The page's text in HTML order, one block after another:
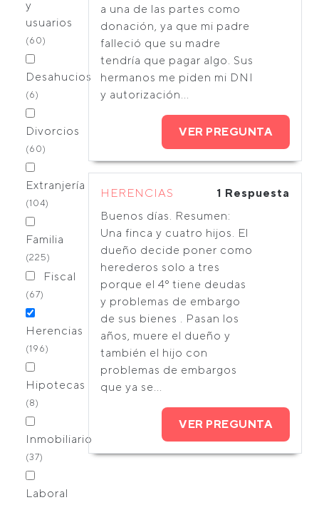
y
usuarios
(60)
Desahucios
(6)
Divorcios
(60)
Extranjería
(104)
Familia
(225)
Fiscal
(67)
Herencias
(196)
Hipotecas
(8)
Inmobiliario
(37)
Laboral
a una de las partes como
donación, ya que mi padre
falleció que su madre
tendría que pagar algo. Sus
hermanos me piden mi DNI
y autorización...
VER PREGUNTA
HERENCIAS
1 Respuesta
Buenos días. Resumen:
Una finca y cuatro hijos. El
dueño decide poner como
herederos solo a tres
porque el 4º tiene deudas
y problemas de embargo
de sus bienes . Pasan los
años, muere el dueño y
también el hijo con
problemas de embargos
que ya se...
VER PREGUNTA